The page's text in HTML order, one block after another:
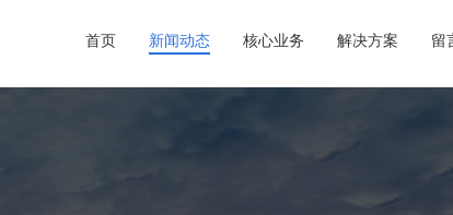
首页 新闻动态 核心业务 解决方案 留